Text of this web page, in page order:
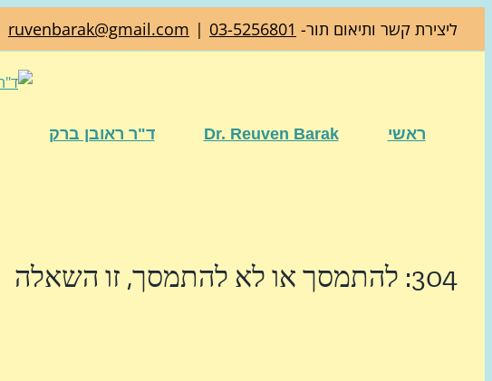
ליצירת קשר ותיאום תור- 03-5256801
|
ruvenbarak@gmail.com
ראשי Dr. Reuven Barak ד"ר ראובן ברק
304: להתמסך או לא להתמסך, זו השאלה